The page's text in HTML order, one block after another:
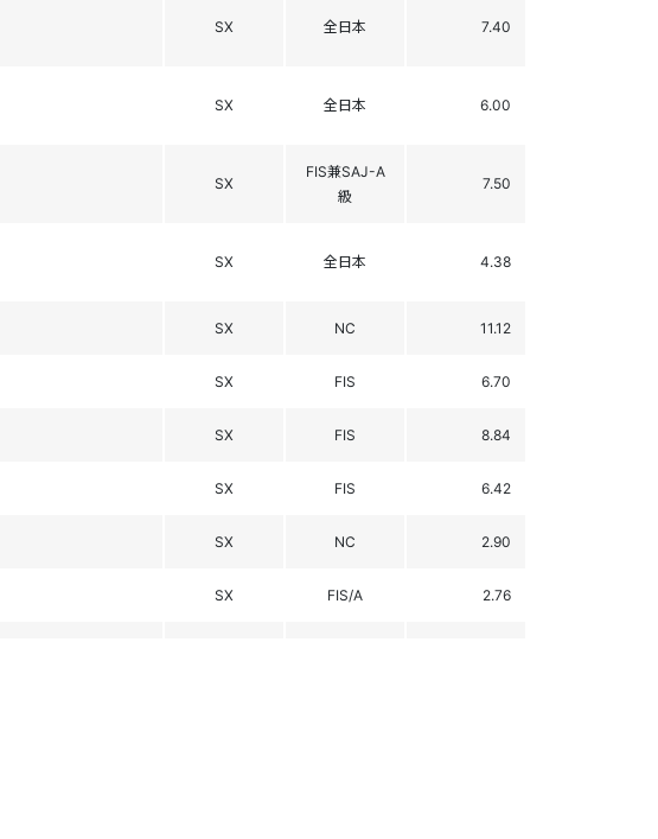
SX 全日本 7.40
SX 全日本 6.00
SX
FIS兼SAJ-A
級
7.50
SX 全日本 4.38
SX NC 11.12
SX FIS 6.70
SX FIS 8.84
SX FIS 6.42
SX NC 2.90
SX FIS/A 2.76